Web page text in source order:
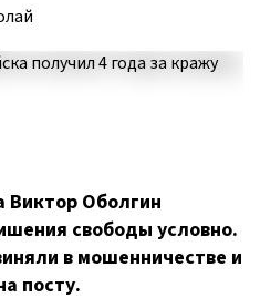
Виктор Оболгин
свободы условно.
в мошенничестве и
посту.